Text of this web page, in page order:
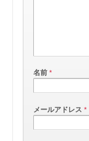
名前 *
メールアドレス *